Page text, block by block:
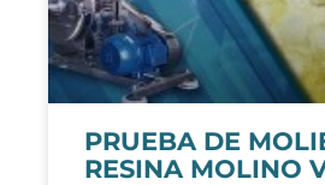
PRUEBA DE
RESINA MOLINO